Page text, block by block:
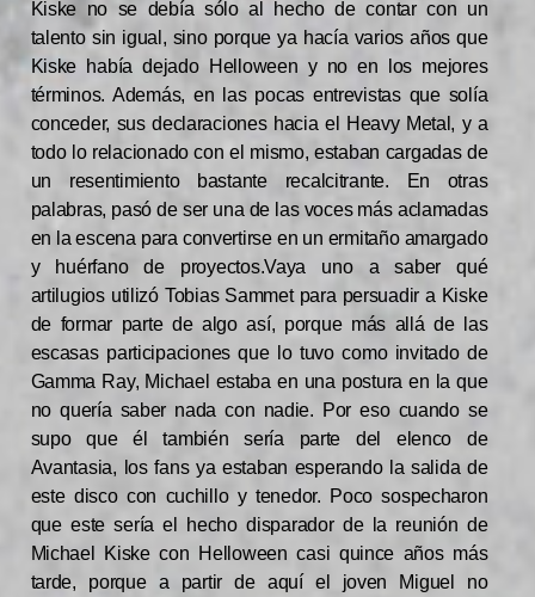
Kiske no se debía sólo al hecho de contar con un
talento sin igual, sino porque ya hacía varios años que
Kiske había dejado Helloween y no en los mejores
términos. Además, en las pocas entrevistas que solía
conceder, sus declaraciones hacia el Heavy Metal, y a
todo lo relacionado con el mismo, estaban cargadas de
un resentimiento bastante recalcitrante. En otras
palabras, pasó de ser una de las voces más aclamadas
en la escena para convertirse en un ermitaño amargado
y huérfano de proyectos.Vaya uno a saber qué
artilugios utilizó Tobias Sammet para persuadir a Kiske
de formar parte de algo así, porque más allá de las
escasas participaciones que lo tuvo como invitado de
Gamma Ray, Michael estaba en una postura en la que
no quería saber nada con nadie. Por eso cuando se
supo que él también sería parte del elenco de
Avantasia, los fans ya estaban esperando la salida de
este disco con cuchillo y tenedor. Poco sospecharon
que este sería el hecho disparador de la reunión de
Michael Kiske con Helloween casi quince años más
tarde, porque a partir de aquí el joven Miguel no